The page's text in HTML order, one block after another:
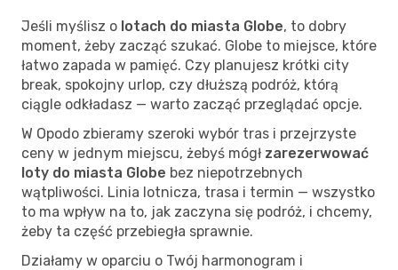
Jeśli myślisz o lotach do miasta Globe, to dobry
moment, żeby zacząć szukać. Globe to miejsce, które
łatwo zapada w pamięć. Czy planujesz krótki city
break, spokojny urlop, czy dłuższą podróż, którą
ciągle odkładasz — warto zacząć przeglądać opcje.
W Opodo zbieramy szeroki wybór tras i przejrzyste
ceny w jednym miejscu, żebyś mógł zarezerwować
loty do miasta Globe bez niepotrzebnych
wątpliwości. Linia lotnicza, trasa i termin — wszystko
to ma wpływ na to, jak zaczyna się podróż, i chcemy,
żeby ta część przebiegła sprawnie.
Działamy w oparciu o Twój harmonogram i